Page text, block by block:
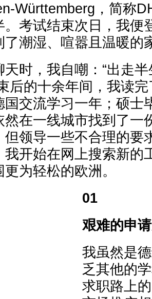
Württemberg，简称
。考试结束次日，我便
了潮湿、喧嚣且温暖的
天时，我自嘲：“出走
后的十余年间，我读
国交流学习一年；硕士
然在一线城市找到了一
但领导一些不合理的要
我开始在网上搜索新的
为轻松的欧洲。
01
艰难的申
我虽然是
乏其他的
求职路上